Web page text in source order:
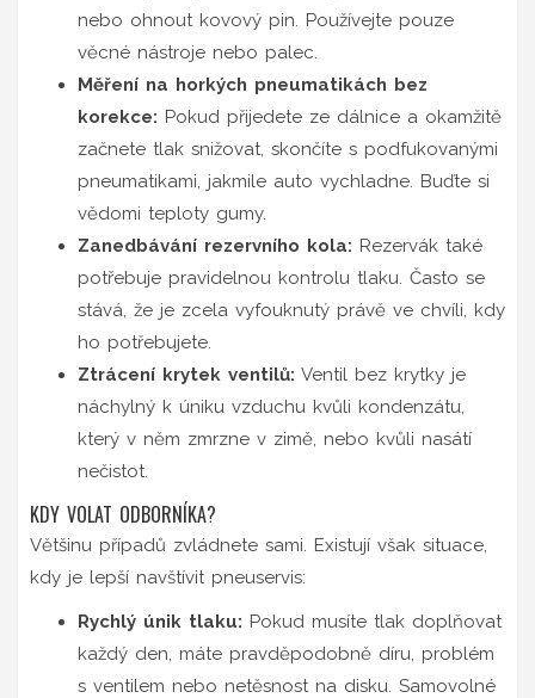
nebo ohnout kovový pin. Používejte pouze
věcné nástroje nebo palec.
Měření na horkých pneumatikách bez
korekce: Pokud přijedete ze dálnice a okamžitě
začnete tlak snižovat, skončíte s podfukovanými
pneumatikami, jakmile auto vychladne. Buďte si
vědomi teploty gumy.
Zanedbávání rezervního kola: Rezervák také
potřebuje pravidelnou kontrolu tlaku. Často se
stává, že je zcela vyfouknutý právě ve chvíli, kdy
ho potřebujete.
Ztrácení krytek ventilů: Ventil bez krytky je
náchylný k úniku vzduchu kvůli kondenzátu,
který v něm zmrzne v zimě, nebo kvůli nasátí
nečistot.
KDY VOLAT ODBORNÍKA?
Většinu případů zvládnete sami. Existují však situace,
kdy je lepší navštívit pneuservis:
Rychlý únik tlaku: Pokud musíte tlak doplňovat
každý den, máte pravděpodobně díru, problém
s ventilem nebo netěsnost na disku. Samovolné